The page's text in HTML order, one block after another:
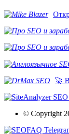
🚀
© Copyright